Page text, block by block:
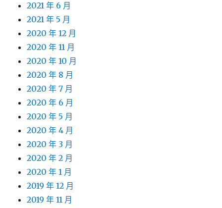
2021 年 6 月
2021 年 5 月
2020 年 12 月
2020 年 11 月
2020 年 10 月
2020 年 8 月
2020 年 7 月
2020 年 6 月
2020 年 5 月
2020 年 4 月
2020 年 3 月
2020 年 2 月
2020 年 1 月
2019 年 12 月
2019 年 11 月